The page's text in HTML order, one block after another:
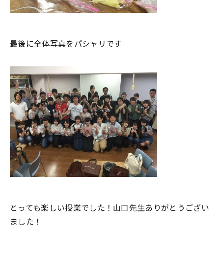
最後に全体写真をパシャリです
とっても楽しい授業でした！山口先生ありがとうござい
ました！